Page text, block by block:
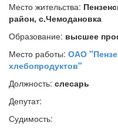
Место жительства:
район, с.Чемодановка
Образование: высшее
Место работы: ОАО
хлебопродуктов"
Должность: слесарь
Депутат:
Судимость: